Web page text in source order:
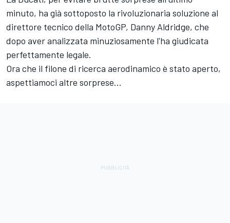
minuto, ha già sottoposto la rivoluzionaria soluzione al
direttore tecnico della MotoGP, Danny Aldridge, che
dopo aver analizzata minuziosamente l'ha giudicata
perfettamente legale.
Ora che il filone di ricerca aerodinamico è stato aperto,
aspettiamoci altre sorprese...